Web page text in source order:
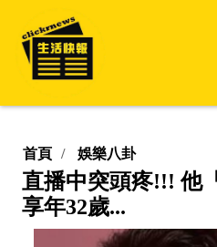
首頁 娛樂八卦
直播中突頭疼!!! 他
享年32歲...